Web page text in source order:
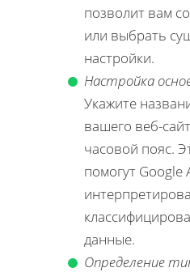
позволит вам
или выбрать
настройки.
Настройка
Укажите
вашего веб-
часовой пояс.
помогут
данные.
Определение